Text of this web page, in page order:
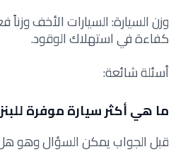
وزن السيارة: السيارات الأخف وزناً
كفاءة في استهلاك الوقود.
أسئلة شائعة:
ما هي أكثر سيارة موفرة
قبل الجواب يمكن السؤال وهو